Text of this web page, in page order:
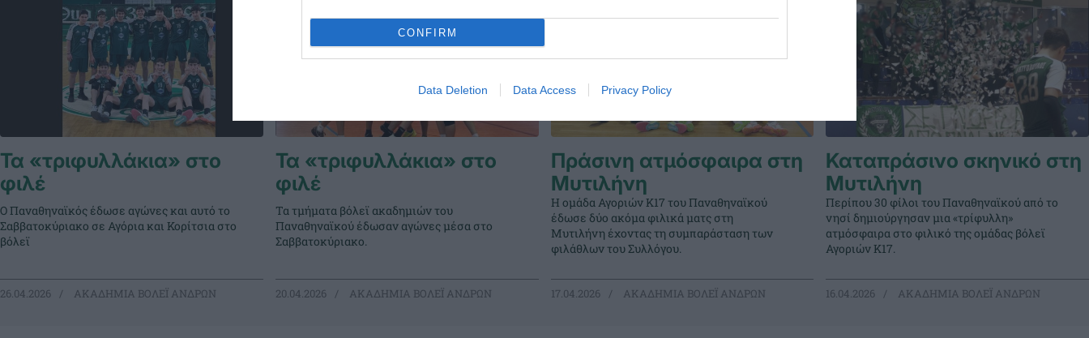
CONFIRM
Data Deletion Data Access Privacy Policy
Τα «τριφυλλάκια» στο
φιλέ
Ο Παναθηναϊκός έδωσε αγώνες και αυτό το
Σαββατοκύριακο σε Αγόρια και Κορίτσια στο
βόλεϊ
26.04.2026 ΑΚΑΔΗΜΙΑ ΒΟΛΕΪ ΑΝΔΡΩΝ
Τα «τριφυλλάκια» στο
φιλέ
Τα τμήματα βόλεϊ ακαδημιών του
Παναθηναϊκού έδωσαν αγώνες μέσα στο
Σαββατοκύριακο.
20.04.2026 ΑΚΑΔΗΜΙΑ ΒΟΛΕΪ ΑΝΔΡΩΝ
Πράσινη ατμόσφαιρα στη
Μυτιλήνη
Η ομάδα Αγοριών Κ17 του Παναθηναϊκού
έδωσε δύο ακόμα φιλικά ματς στη
Μυτιλήνη έχοντας τη συμπαράσταση των
φιλάθλων του Συλλόγου.
17.04.2026 ΑΚΑΔΗΜΙΑ ΒΟΛΕΪ ΑΝΔΡΩΝ
Καταπράσινο σκηνικό στη
Μυτιλήνη
Περίπου 30 φίλοι του Παναθηναϊκού από το
νησί δημιούργησαν μια «τρίφυλλη»
ατμόσφαιρα στο φιλικό της ομάδας βόλεϊ
Αγοριών Κ17.
16.04.2026 ΑΚΑΔΗΜΙΑ ΒΟΛΕΪ ΑΝΔΡΩΝ